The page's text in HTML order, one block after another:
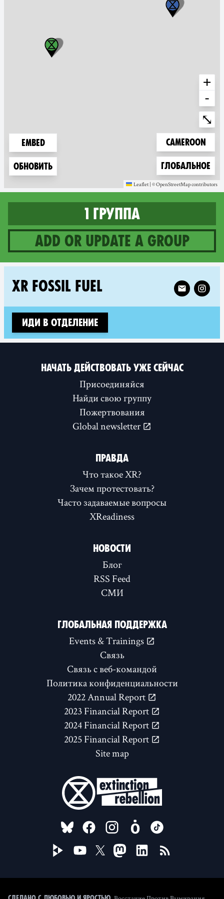
Embed
Обновить
+
-
⤡
Zoom to
Cameroon
Zoom to
Глобальное
Leaflet | ©OpenStreetMap
(new window) contributors
(new window)
1 группа
Add or update a group
1 groups in Cameroon
XR FOSSIL FUEL Follow XR
Иди в отделение
НАЧАТЬ ДЕЙСТВОВАТЬ УЖЕ СЕЙЧАС
Присоединяйся
Найди свою группу
Пожертвования
Global newsletter
ПРАВДА
Что такое XR?
Зачем протестовать?
Часто задаваемые вопросы
XReadiness
НОВОСТИ
Блог
RSS Feed
СМИ
ГЛОБАЛЬНАЯ ПОДДЕРЖКА
Events & Trainings
Связь
Связь с веб-командой
Политика конфиденциальности
2022 Annual Report
2023 Financial Report
2024 Financial Report
2025 Financial Report
Site map
FOLLOW US ON